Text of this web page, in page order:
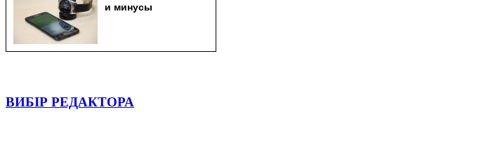
ВИБІР РЕДАКТОРА